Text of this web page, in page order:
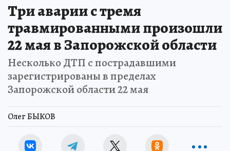
Три аварии с тремя
травмированными произошли
22 мая в Запорожской области
Несколько ДТП с пострадавшими
зарегистрированы в пределах
Запорожской области 22 мая
Олег БЫКОВ